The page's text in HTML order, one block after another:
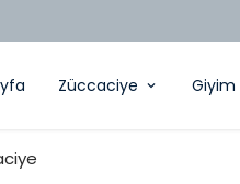
Züccaciye Giyim